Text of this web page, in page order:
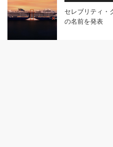
セレブリティ・
の名前を発表